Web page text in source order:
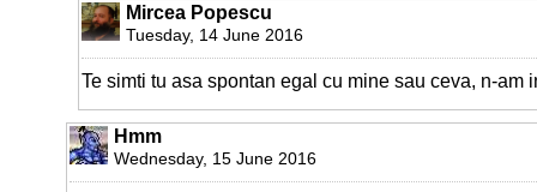
Mircea Popescu
Tuesday, 14 June 2016
Te simti tu asa spontan egal cu mine sau ceva, n-am
Hmm
Wednesday, 15 June 2016